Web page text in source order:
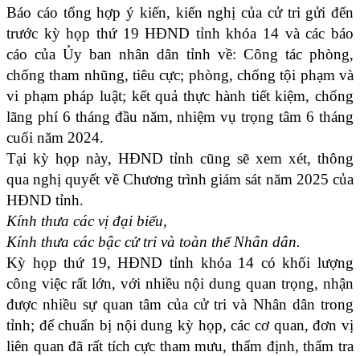
Báo cáo tổng hợp ý kiến, kiến nghị của cử tri gửi đến
trước kỳ họp thứ 19 HĐND tỉnh khóa 14 và các báo
cáo của Ủy ban nhân dân tỉnh về: Công tác phòng,
chống tham nhũng, tiêu cực; phòng, chống tội phạm và
vi phạm pháp luật; kết quả thực hành tiết kiệm, chống
lãng phí 6 tháng đầu năm, nhiệm vụ trọng tâm 6 tháng
cuối năm 2024.
Tại kỳ họp này, HĐND tỉnh cũng sẽ xem xét, thông
qua nghị quyết về Chương trình giám sát năm 2025 của
HĐND tỉnh.
Kính thưa các vị đại biểu,
Kính thưa các bậc cử tri và toàn thể Nhân dân.
Kỳ họp thứ 19, HĐND tỉnh khóa 14 có khối lượng
công việc rất lớn, với nhiều nội dung quan trọng, nhận
được nhiều sự quan tâm của cử tri và Nhân dân trong
tỉnh; để chuẩn bị nội dung kỳ họp, các cơ quan, đơn vị
liên quan đã rất tích cực tham mưu, thẩm định, thẩm tra